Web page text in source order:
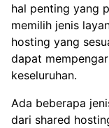
hal penting yang
memilih jenis
hosting yang
dapat
keseluruhan.
Ada beberapa
dari shared